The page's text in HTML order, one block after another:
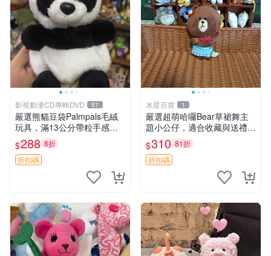
影視動漫CD專輯DVD 57
嚴選熊貓豆袋Palmpals毛絨
玩具，滿13公分帶粒手感極
佳，電影主題周邊推薦 熊貓
Palmpals 毛絨玩具 豆袋 劇場
版周邊
$288 8折
折扣碼
水星百貨 1
嚴選超萌哈囉Bear草裙舞主
題小公仔，適合收藏與送禮 1
00 克 哈囉Bear 草裙舞
$310 81折
折扣碼